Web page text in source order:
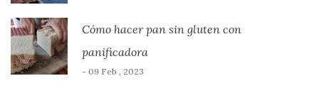
Cómo hacer pan sin gluten con
panificadora
- 09 Feb , 2023